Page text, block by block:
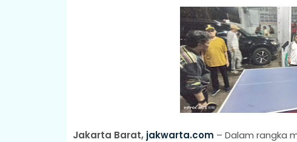
Jakarta Barat, jakwarta.com – Dalam rangka